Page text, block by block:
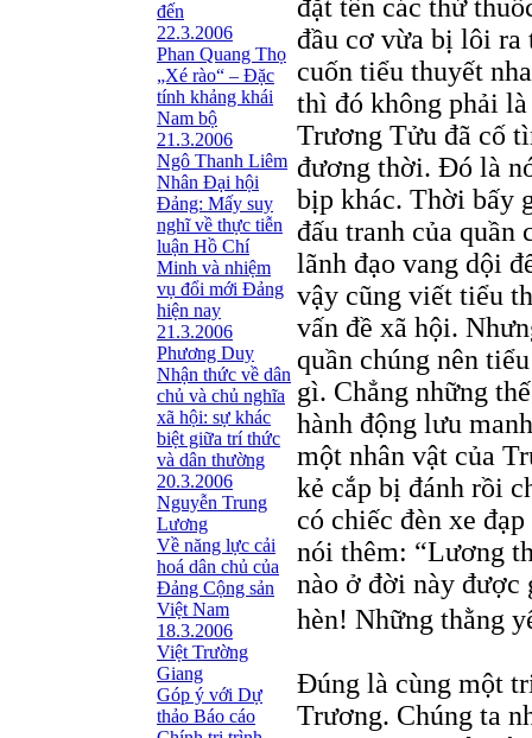
đến
22.3.2006
Phan Quang Thọ
„Xé rào“ – Đặc
tính khảng khái
Nam bộ
21.3.2006
Ngô Thanh Liêm
Nhân Đại hội
Đảng: Mấy suy
nghĩ về thực tiễn
luận Hồ Chí
Minh và nhiệm
vụ đổi mới Đảng
hiện nay
21.3.2006
Phương Duy
Nhận thức về dân
chủ và chủ nghĩa
xã hội: sự khác
biệt giữa trí thức
và dân thường
20.3.2006
Nguyễn Trung
Lương
Về năng lực cải
hoá dân chủ của
Đảng Cộng sản
Việt Nam
18.3.2006
Việt Trường
Giang
Góp ý với Dự
thảo Báo cáo
đặt tên các thứ
đầu cơ vừa bị lôi ra
cuốn tiểu thuyết
thì đó không phải
Trương Tửu đã cố
đương thời. Ðó là
bịp khác. Thời bấy
đấu tranh của quần
lãnh đạo vang dội
vậy cũng viết tiểu
vấn đề xã hội.
quần chúng nên
gì. Chẳng những
hành động lưu
một nhân vật của
kẻ cắp bị đánh rồi
có chiếc đèn xe
nói thêm: “Lương
nào ở đời này được
hèn! Những thằng
Ðúng là cùng một
Trương. Chúng ta